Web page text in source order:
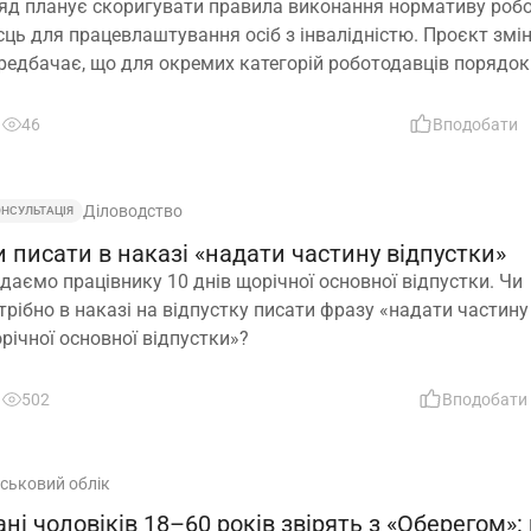
планує скоригувати правила виконання нормативу
для працевлаштування осіб з інвалідністю. Проєкт змін
що для окремих категорій роботодавців порядок
діяльності та усунути практичні труднощі із
46 Вподобати
Діловодство
писати в наказі «надати частину відпустки»
працівнику 10 днів щорічної основної відпустки. Чи
в наказі на відпустку писати фразу «надати частину
основної відпустки»?
502 Вподобати
облік
чоловіків 18–60 років звірять з